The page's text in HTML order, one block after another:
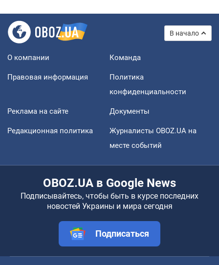
В начало
О компании Команда
Правовая информация
Политика
конфиденциальности
Реклама на сайте Документы
Редакционная политика
Журналисты OBOZ.UA на
месте событий
OBOZ.UA в Google News
Подписывайтесь, чтобы быть в курсе последних
новостей Украины и мира сегодня
Подписаться